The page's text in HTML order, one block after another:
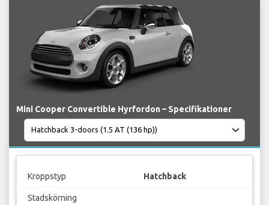
Mini Cooper Convertible Hyrfordon – Specifikationer
Kroppstyp Hatchback
Stadskörning